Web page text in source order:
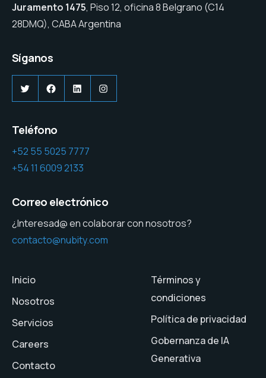
Juramento 1475, Piso 12, oficina 8 Belgrano (C14
28DMQ), CABA Argentina
Síganos
TwitterFacebook
LinkedInInstagram
Teléfono
+52 55 5025 7777
+54 11 6009 2133
Correo electrónico
¿Interesad@ en colaborar con nosotros?
contacto@nubity.com
Inicio
Nosotros
Servicios
Careers
Contacto
Términos y
condiciones
Política de privacidad
Gobernanza de IA
Generativa